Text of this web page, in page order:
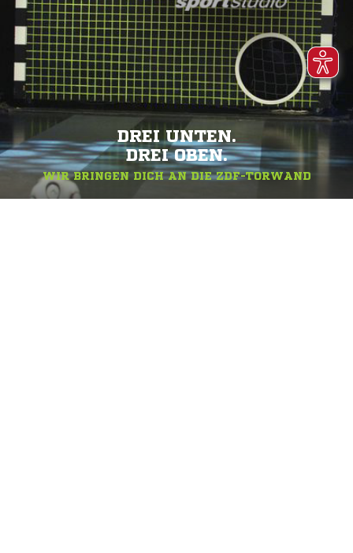
DREI UNTEN.
DREI OBEN.
WIR BRINGEN DICH AN DIE ZDF-TORWAND